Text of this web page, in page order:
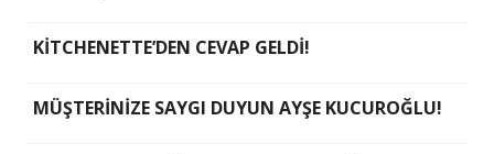
KİTCHENETTE’DEN CEVAP GELDİ!
MÜŞTERİNİZE SAYGI DUYUN AYŞE KUCUROĞLU!